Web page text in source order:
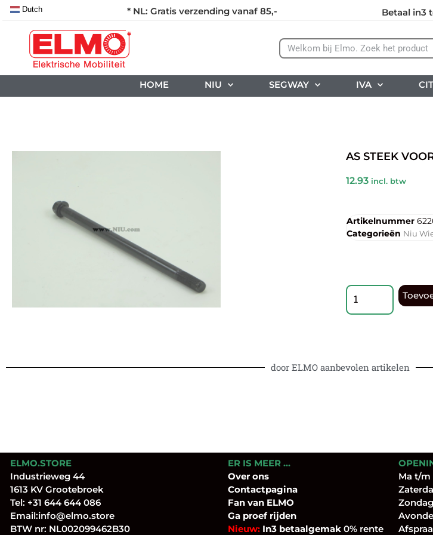
* NL: Gratis verzending vanaf 85,- Betaal in3
Dutch
HOME NIU SEGWAY IVA
AS STEEK
12.93 incl. btw
Artikelnummer
Categorieën Niu
door ELMO aanbevolen artikelen
ELMO.STORE
Industrieweg 44
1613 KV Grootebroek
Tel: +31 644 644 086
Email:info@elmo.store
BTW nr: NL002099462B30
ER IS MEER …
Over ons
Contactpagina
Fanvan ELMO
Ga proef rijden
Nieuw:In3 betaalgemak 0% rente
Ma t/